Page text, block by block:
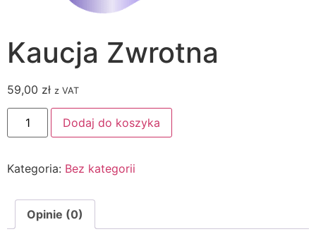
Kaucja Zwrotna
59,00 zł z VAT
Dodaj do koszyka
Kategoria: Bez kategorii
Opinie (0)